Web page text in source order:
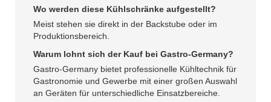
Wo werden diese Kühlschränke aufgestellt?
Meist stehen sie direkt in der Backstube oder im
Produktionsbereich.
Warum lohnt sich der Kauf bei Gastro-Germany?
Gastro-Germany bietet professionelle Kühltechnik für
Gastronomie und Gewerbe mit einer großen Auswahl
an Geräten für unterschiedliche Einsatzbereiche.